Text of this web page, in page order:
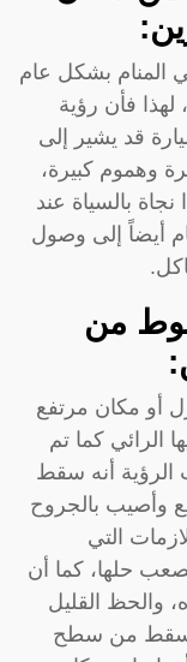
المنام بشكل عام
لهذا فأن رؤية
قد يشير إلى
وهموم كبيرة،
نجاة بالسياة عند
أيضاً إلى وصول
من
أو مكان مرتفع
الرائي كما تم
الرؤية أنه سقط
وأصيب بالجروح
التي
حلها، كما أن
والحظ القليل
سقط من سطح